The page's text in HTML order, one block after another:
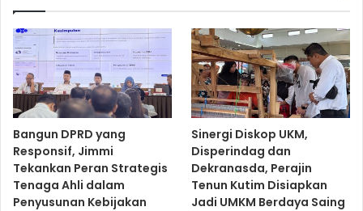
Bangun DPRD yang
Responsif, Jimmi
Tekankan Peran Strategis
Tenaga Ahli dalam
Penyusunan Kebijakan
Sinergi Diskop UKM,
Disperindag dan
Dekranasda, Perajin
Tenun Kutim Disiapkan
Jadi UMKM Berdaya Saing